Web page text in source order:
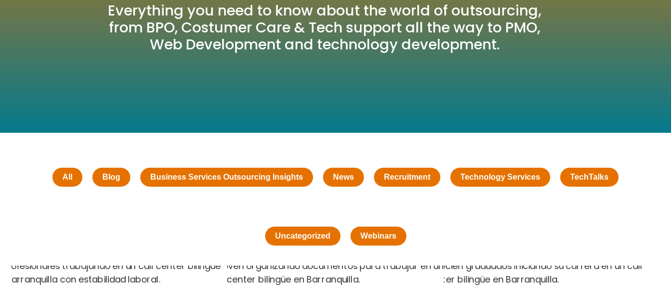
Everything you need to know about the world of outsourcing,
from BPO, Costumer Care & Tech support all the way to PMO,
Web Development and technology development.
All Blog Business Services Outsourcing Insights News Recruitment Technology Services TechTalks
Uncategorized Webinars